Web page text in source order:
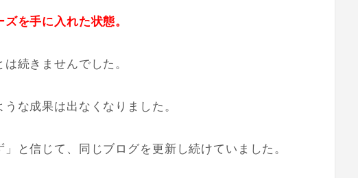
を手に入れた状態。
続きませんでした。
な成果は出なくなりました。
と信じて、同じブログを更新し続けていました。